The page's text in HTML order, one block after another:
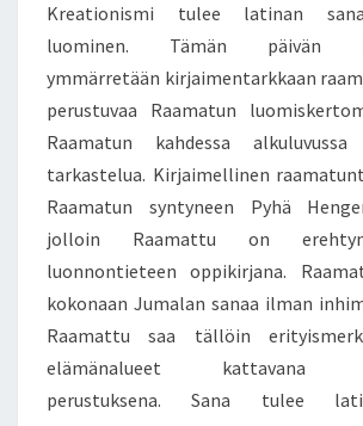
E
R
T
O
M
S
O
N
M
A
I
L
M
Kreationismi tulee latinan
luominen. Tämän päivän
ymmärretään kirjaimentarkkaan
perustuvaa Raamatun
Raamatun kahdessa
tarkastelua. Kirjaimellinen
Raamatun syntyneen Pyhä
jolloin Raamattu on
luonnontieteen oppikirjana.
kokonaan Jumalan sanaa ilman
Raamattu saa tällöin
elämänalueet kattavana
perustuksena. Sana tulee